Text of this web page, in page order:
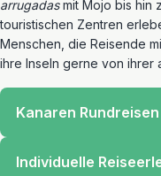
arrugadasmit Mojo bis hin
touristischen Zentren
Menschen, die Reisende
ihre Inseln gerne von ihrer
Kanaren Rundreisen
Individuelle